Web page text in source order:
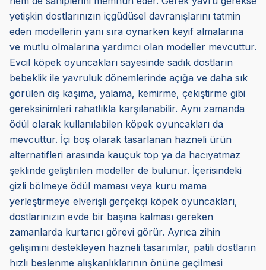
yetişkin dostlarınızın içgüdüsel davranışlarını tatmin
eden modellerin yanı sıra oynarken keyif almalarına
ve mutlu olmalarına yardımcı olan modeller mevcuttur.
Evcil köpek oyuncakları sayesinde sadık dostların
bebeklik ile yavruluk dönemlerinde açığa ve daha sık
görülen diş kaşıma, yalama, kemirme, çekiştirme gibi
gereksinimleri rahatlıkla karşılanabilir. Aynı zamanda
ödül olarak kullanılabilen köpek oyuncakları da
mevcuttur. İçi boş olarak tasarlanan hazneli ürün
alternatifleri arasında kauçuk top ya da hacıyatmaz
şeklinde geliştirilen modeller de bulunur. İçerisindeki
gizli bölmeye ödül maması veya kuru mama
yerleştirmeye elverişli gerçekçi köpek oyuncakları,
dostlarınızın evde bir başına kalması gereken
zamanlarda kurtarıcı görevi görür. Ayrıca zihin
gelişimini destekleyen hazneli tasarımlar, patili dostların
hızlı beslenme alışkanlıklarının önüne geçilmesi